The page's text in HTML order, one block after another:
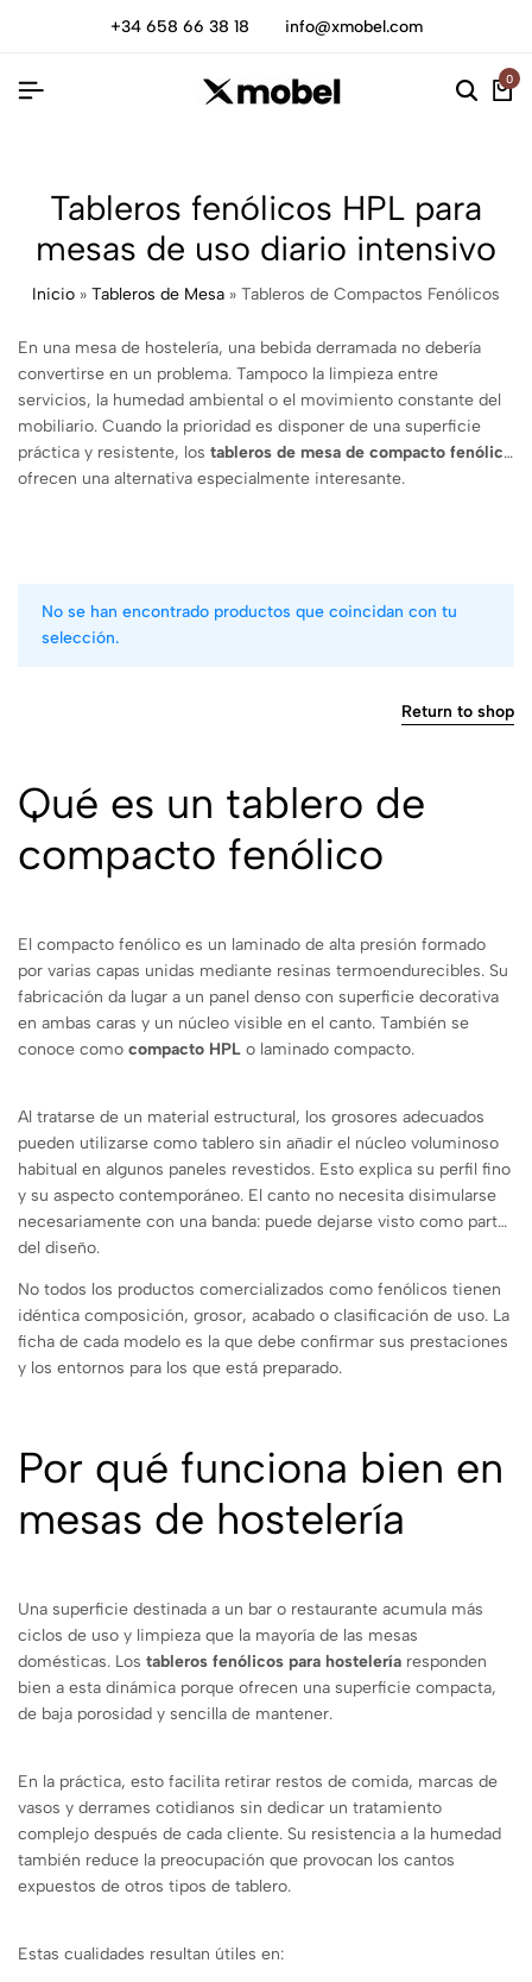
+34 658 66 38 18 info@xmobel.com
0
Tableros fenólicos HPL para
mesas de uso diario intensivo
Inicio » Tableros de Mesa » Tableros de Compactos Fenólicos
En una mesa de hostelería, una bebida derramada no debería
convertirse en un problema. Tampoco la limpieza entre
servicios, la humedad ambiental o el movimiento constante del
mobiliario. Cuando la prioridad es disponer de una superficie
práctica y resistente, los tableros de mesa de compacto fenólico
ofrecen una alternativa especialmente interesante.
No se han encontrado productos que coincidan con tu
selección.
Return to shop
Qué es un tablero de
compacto fenólico
El compacto fenólico es un laminado de alta presión formado
por varias capas unidas mediante resinas termoendurecibles. Su
fabricación da lugar a un panel denso con superficie decorativa
en ambas caras y un núcleo visible en el canto. También se
conoce como compacto HPL o laminado compacto.
Al tratarse de un material estructural, los grosores adecuados
pueden utilizarse como tablero sin añadir el núcleo voluminoso
habitual en algunos paneles revestidos. Esto explica su perfil fino
y su aspecto contemporáneo. El canto no necesita disimularse
necesariamente con una banda: puede dejarse visto como parte
del diseño.
No todos los productos comercializados como fenólicos tienen
idéntica composición, grosor, acabado o clasificación de uso. La
ficha de cada modelo es la que debe confirmar sus prestaciones
y los entornos para los que está preparado.
Por qué funciona bien en
mesas de hostelería
Una superficie destinada a un bar o restaurante acumula más
ciclos de uso y limpieza que la mayoría de las mesas
domésticas. Los tableros fenólicos para hostelería responden
bien a esta dinámica porque ofrecen una superficie compacta,
de baja porosidad y sencilla de mantener.
En la práctica, esto facilita retirar restos de comida, marcas de
vasos y derrames cotidianos sin dedicar un tratamiento
complejo después de cada cliente. Su resistencia a la humedad
también reduce la preocupación que provocan los cantos
expuestos de otros tipos de tablero.
Estas cualidades resultan útiles en: